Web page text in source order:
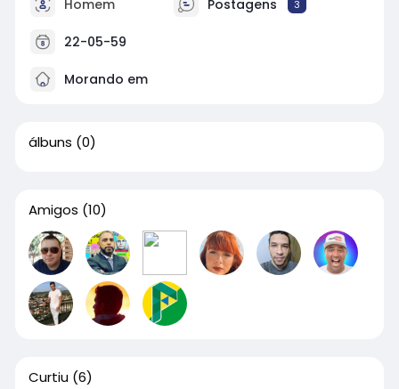
Homem Postagens 3
22-05-59
Morando em
álbuns (0)
Amigos (10)
Curtiu (6)